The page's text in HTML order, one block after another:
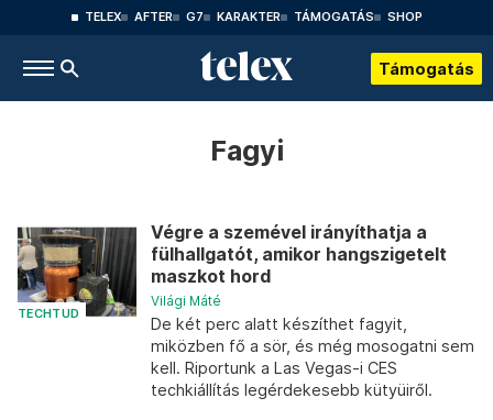
TELEX AFTER G7 KARAKTER TÁMOGATÁS SHOP
Támogatás
Fagyi
TECHTUD
Végre a szemével irányíthatja a
fülhallgatót, amikor hangszigetelt
maszkot hord
Világi Máté
De két perc alatt készíthet fagyit,
miközben fő a sör, és még mosogatni sem
kell. Riportunk a Las Vegas-i CES
techkiállítás legérdekesebb kütyüiről.